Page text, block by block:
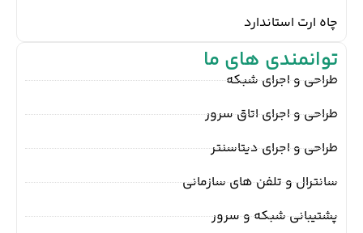
چاه ارت استاندارد
توانمندی های ما
طراحی و اجرای شبکه
طراحی و اجرای اتاق سرور
طراحی و اجرای دیتاسنتر
سانترال و تلفن های سازمانی
پشتیبانی شبکه و سرور